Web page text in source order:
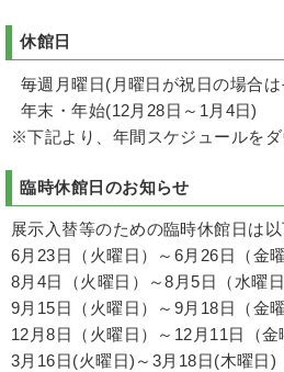
休館日
毎週月曜日(月曜日が祝日の場合は
年末・年始(12月28日～1月4日)
※下記より、年間スケジュールをダ
臨時休館日のお知らせ
展示入替等のための臨時休館日は以
6月23日（火曜日）～6月26日（金曜
8月4日（火曜日）～8月5日（水曜日
9月15日（火曜日）～9月18日（金曜
12月8日（火曜日）～12月11日（金
3月16日(火曜日)～3月18日(木曜日)